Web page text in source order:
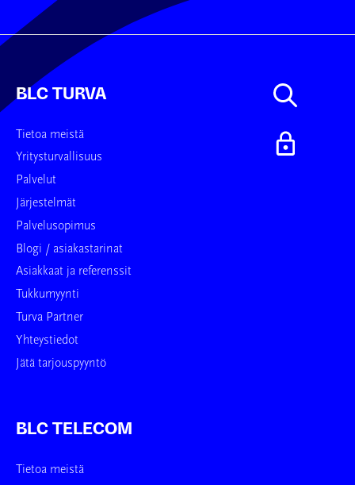
BLC TURVA
Tietoa meistä
Yritysturvallisuus
Palvelut
Järjestelmät
Palvelusopimus
Blogi / asiakastarinat
Asiakkaat ja referenssit
Tukkumyynti
Turva Partner
Yhteystiedot
Jätä tarjouspyyntö
BLC TELECOM
Tietoa meistä